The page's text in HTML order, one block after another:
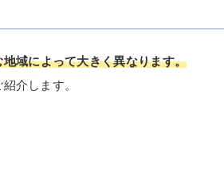
域によって大きく異なります。
介します。